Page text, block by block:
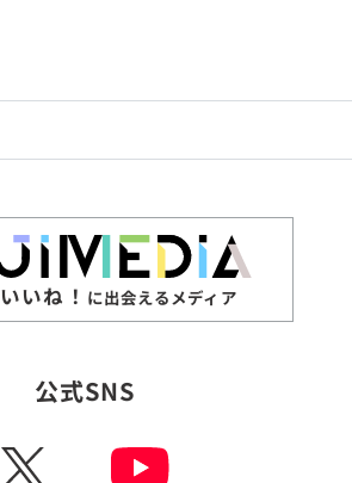
いいね！ に出会えるメディア
公式SNS
X